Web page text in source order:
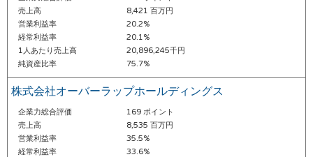
売上高
8,421 百万円
営業利益率
20.2%
経常利益率
20.1%
1人あたり売上高
20,896,245千円
純資産比率
75.7%
株式会社オーバーラップホールディングス
企業力総合評価
169 ポイント
売上高
8,535 百万円
営業利益率
35.5%
経常利益率
33.6%